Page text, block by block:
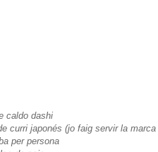
caldo dashi
curri japonés (jo faig servir la marca
per persona